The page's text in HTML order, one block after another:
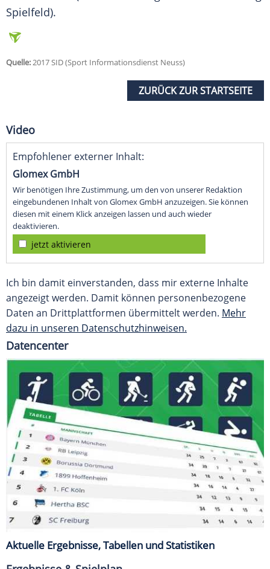
Spielfeld).
Quelle:2017 SID (Sport Informationsdienst Neuss)
ZURÜCK ZUR STARTSEITE
Video
Empfohlener externer Inhalt:
Glomex GmbH
Wir benötigen Ihre Zustimmung, um den von unserer Redaktion
eingebundenen Inhalt von Glomex GmbH anzuzeigen. Sie können
diesen mit einem Klick anzeigen lassen und auch wieder
deaktivieren.
jetzt aktivieren
Ich bin damit einverstanden, dass mir externe Inhalte
angezeigt werden. Damit können personenbezogene
Daten an Drittplattformen übermittelt werden. Mehr
dazu in unseren Datenschutzhinweisen.
Datencenter
Aktuelle Ergebnisse, Tabellen und Statistiken